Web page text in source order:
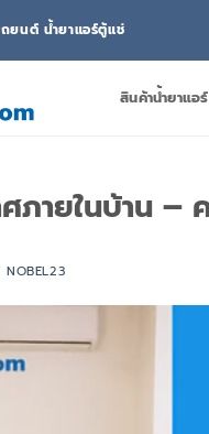
ยนต์ น้ำยาแอร์ตู้แช่
สินค้าน้ำยาแอร์
ภายในบ้าน –
NOBEL23